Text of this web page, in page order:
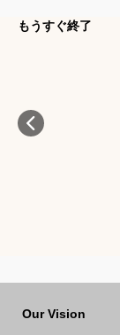
もうすぐ終了
Our Vision